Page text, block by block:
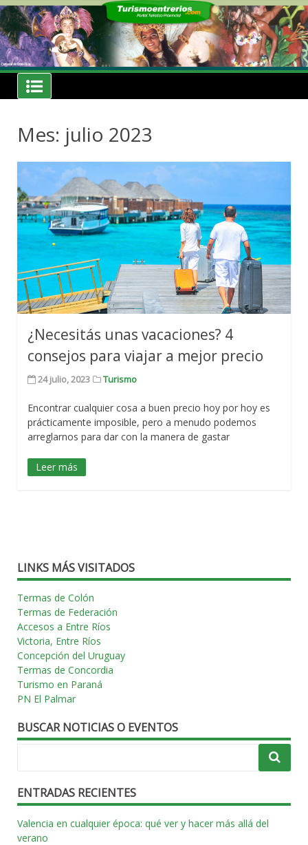
Skip
to
content
Noticias
Turismoentrerios.com
Mes: julio 2023
¿Necesitás unas vacaciones? 4
consejos para viajar a mejor precio
24 julio, 2023 Turismo
Encontrar cualquier cosa a buen precio hoy por hoy es
prácticamente imposible, pero a menudo podemos
arreglarnos para dar con la manera de gastar
Leer más
LINKS MÁS VISITADOS
Termas de Colón
Termas de Federación
Accesos a Entre Ríos
Victoria, Entre Ríos
Concepción del Uruguay
Termas de Concordia
Turismo en Paraná
PN El Palmar
BUSCAR NOTICIAS O EVENTOS
ENTRADAS RECIENTES
Valencia en cualquier época: qué ver y hacer más allá del
verano